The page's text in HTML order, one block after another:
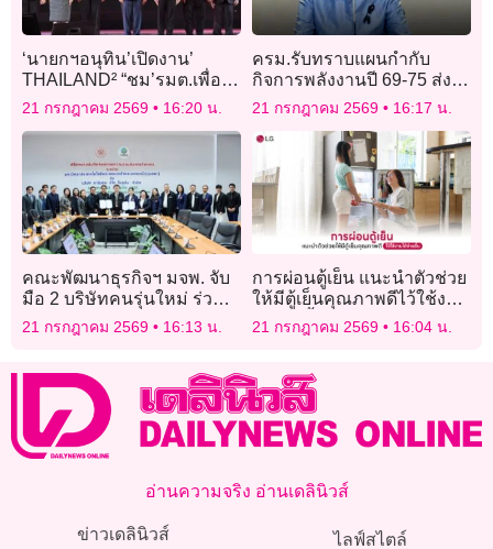
‘นายกฯอนุทิน’เปิดงาน’
THAILAND² “ชม’รมต.เพื่อ
ไทย’ทำงานดี- มีความสุขได้
ร่วมงาน ไม่มีเรื่องในอดีต
21 กรกฎาคม 2569 16:20 น.
ครม.รับทราบแผนกำกับ
กิจการพลังงานปี 69-75 ส่ง
เสริมบริการ-พัฒนาประเทศ
21 กรกฎาคม 2569 16:17 น.
คณะพัฒนาธุรกิจฯ มจพ. จับ
มือ 2 บริษัทคนรุ่นใหม่ ร่วม
ลงนาม MOU มุ่งยกระดับ
บัณฑิตสู่ตลาดงานจริง
21 กรกฎาคม 2569 16:13 น.
การผ่อนตู้เย็น แนะนำตัวช่วย
ให้มีตู้เย็นคุณภาพดีไว้ใช้งาน
ได้ง่ายขึ้น
21 กรกฎาคม 2569 16:04 น.
อ่านความจริง อ่านเดลินิวส์
ข่าวเดลินิวส์ ไลฟ์สไตล์